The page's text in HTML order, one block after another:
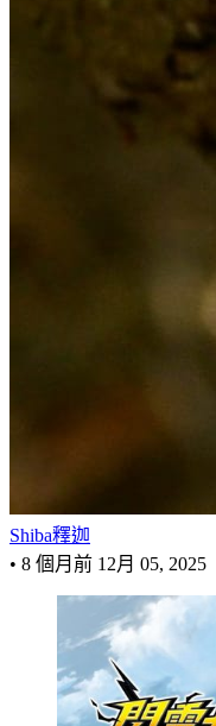
Shiba釋迦
• 8 個月前 12月 05, 2025